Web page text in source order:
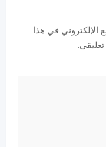
الإلكتروني في هذا